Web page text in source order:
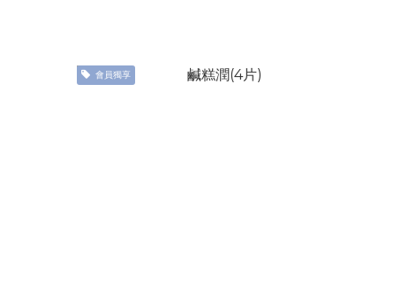
會員獨享